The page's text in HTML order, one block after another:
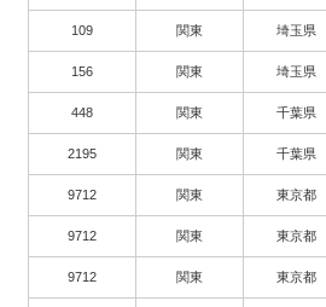
109 関東 埼玉県
156 関東 埼玉県
448 関東 千葉県
2195 関東 千葉県
9712 関東 東京都
9712 関東 東京都
9712 関東 東京都